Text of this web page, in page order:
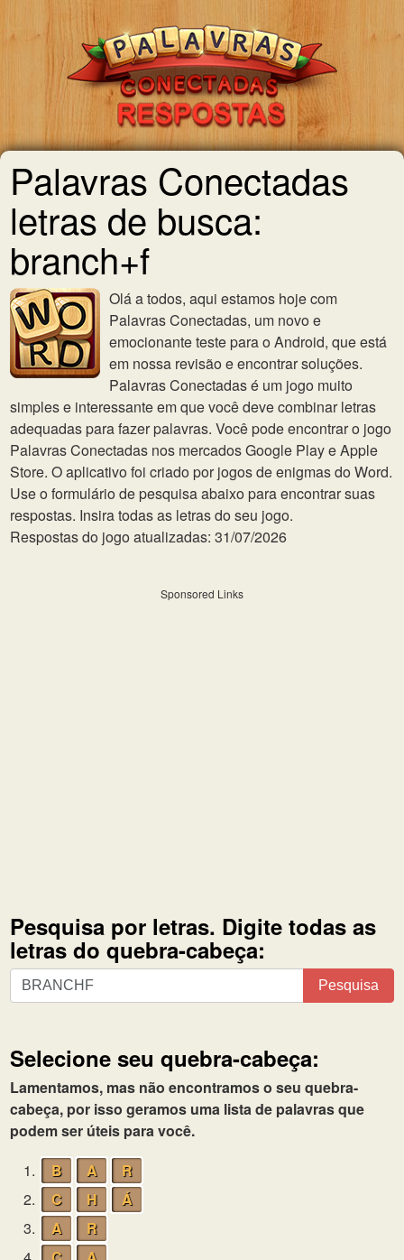
Palavras Conectadas
letras de busca:
branch+f
Olá a todos, aqui estamos hoje com
Palavras Conectadas, um novo e
emocionante teste para o Android, que está
em nossa revisão e encontrar soluções.
Palavras Conectadas é um jogo muito
simples e interessante em que você deve combinar letras
adequadas para fazer palavras. Você pode encontrar o jogo
Palavras Conectadas nos mercados Google Play e Apple
Store. O aplicativo foi criado por jogos de enigmas do Word.
Use o formulário de pesquisa abaixo para encontrar suas
respostas. Insira todas as letras do seu jogo.
Respostas do jogo atualizadas: 31/07/2026
Sponsored Links
Pesquisa por letras. Digite todas as
letras do quebra-cabeça:
Pesquisa
por
todas
as
letras
do
quebra-
cabeça:
Pesquisa
Selecione seu quebra-cabeça:
Lamentamos, mas não encontramos o seu quebra-
cabeça, por isso geramos uma lista de palavras que
podem ser úteis para você.
1.
B A
R
2.
C H
Á
3.
A
R